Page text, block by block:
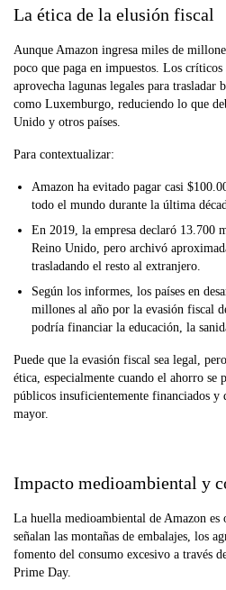
La ética de la elusión fiscal
Aunque Amazon ingresa miles de
poco que paga en impuestos. Los críticos
aprovecha lagunas legales para trasladar
como Luxemburgo, reduciendo lo que
Unido y otros países.
Para contextualizar:
Amazon ha evitado pagar casi
todo el mundo durante la última
En 2019, la empresa declaró 13.700
Reino Unido, pero archivó
trasladando el resto al extranjero.
Según los informes, los países en
millones al año por la evasión fiscal
podría financiar la educación, la
Puede que la evasión fiscal sea legal,
ética, especialmente cuando el ahorro se
públicos insuficientemente financiados y
mayor.
Impacto medioambiental y
La huella medioambiental de Amazon
señalan las montañas de embalajes, los
fomento del consumo excesivo a través
Prime Day.